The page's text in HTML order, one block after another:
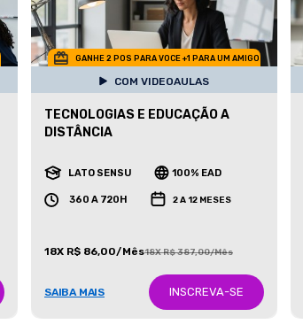
GANHE 2 POS PARA VOCE +1 PARA UM AMIGO
COM VIDEOAULAS
TECNOLOGIAS E EDUCAÇÃO A
DISTÂNCIA
LATO SENSU 100% EAD
360 A 720H 2 A 12 MESES
18X R$ 86,00/Mês18X R$ 387,00/Mês
SAIBA MAIS INSCREVA-SE